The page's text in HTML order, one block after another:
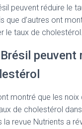
peuvent réduire le
que d’autres ont
le taux de cholestérol.
peuvent
montré que les noix
de cholestérol
la revue Nutrients a